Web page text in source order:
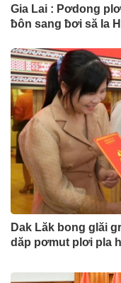
Gia Lai : Pơdong
ƀôn sang ƀơi să Ia
Dak Lăk bong glăi
dăp pơmut plơi pla